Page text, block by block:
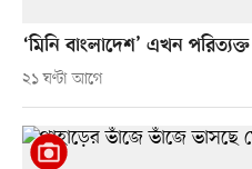
‘মিনি বাংলাদেশ’ এখন পরিত্যক্ত
২১ ঘণ্টা আগে